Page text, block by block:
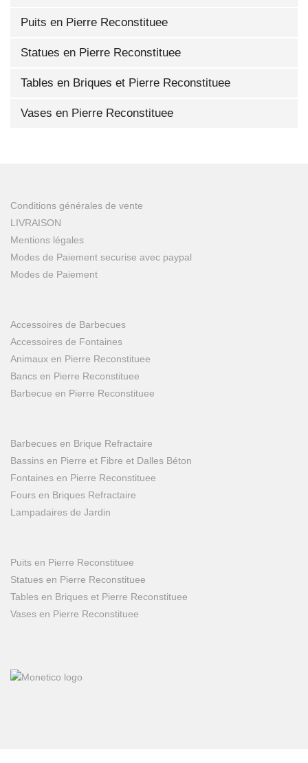
Puits en Pierre Reconstituee
Statues en Pierre Reconstituee
Tables en Briques et Pierre Reconstituee
Vases en Pierre Reconstituee
Conditions générales de vente
LIVRAISON
Mentions légales
Modes de Paiement securise avec paypal
Modes de Paiement
Accessoires de Barbecues
Accessoires de Fontaines
Animaux en Pierre Reconstituee
Bancs en Pierre Reconstituee
Barbecue en Pierre Reconstituee
Barbecues en Brique Refractaire
Bassins en Pierre et Fibre et Dalles Béton
Fontaines en Pierre Reconstituee
Fours en Briques Refractaire
Lampadaires de Jardin
Puits en Pierre Reconstituee
Statues en Pierre Reconstituee
Tables en Briques et Pierre Reconstituee
Vases en Pierre Reconstituee